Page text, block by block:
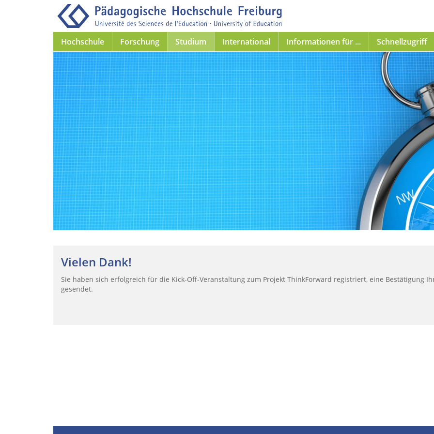
Hochschule Forschung Studium International Informationen für ... Schnellzugriff
Vielen Dank!
Sie haben sich erfolgreich für die Kick-Off-Veranstaltung zum Projekt ThinkForward registriert, eine Bestätigung
gesendet.